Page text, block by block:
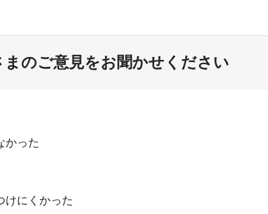
のご意見をお聞かせください
かった
けにくかった